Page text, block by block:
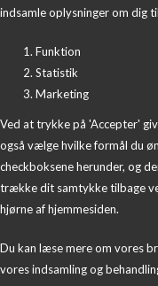
indsamle oplysninger om dig
Funktion
Statistik
Marketing
Ved at trykke på 'Accepter'
også vælge hvilke formål du
checkboksene herunder, og
trække dit samtykke tilbage
hjørne af hjemmesiden.
Du kan læse mere om vores
vores indsamling og